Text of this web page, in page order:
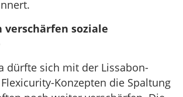
verschärfen soziale
dürfte sich mit der Lissabon-
Konzepten die Spaltung